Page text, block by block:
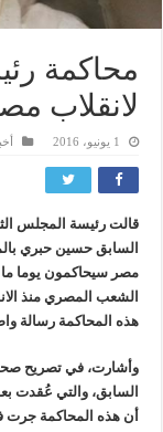
محاكمة
لانقلاب
1 يونيو، 2016
قالت رئيسة المجلس
السابق حسين حبري
مصر سيحاكمون يوما ما
هذه المحاكمة رسالة
وأشارت، في تصريح
السابق، والتي عُقدت
أن هذه المحاكمة جرت